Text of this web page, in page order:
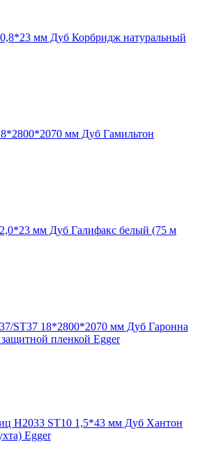
мм Дуб Корбридж натуральный
мм Дуб Гамильтон
мм Дуб Галифакс белый (75 м
ST37 18*2800*2070 мм Дуб Гаронна
пленкой Egger
H2033 ST10 1,5*43 мм Дуб Хантон
Egger